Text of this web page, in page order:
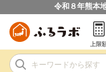
令和８年熊本
上限